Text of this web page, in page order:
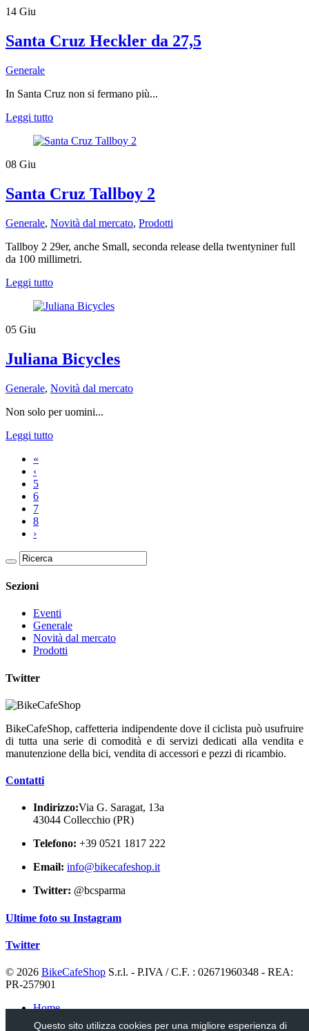
14 Giu
Santa Cruz Heckler da 27,5
Generale
In Santa Cruz non si fermano più...
Leggi tutto
08 Giu
Santa Cruz Tallboy 2
Generale, Novità dal mercato, Prodotti
Tallboy 2 29er, anche Small, seconda release della twentyniner full
da 100 millimetri.
Leggi tutto
05 Giu
Juliana Bicycles
Generale, Novità dal mercato
Non solo per uomini...
Leggi tutto
«
‹
5
6
7
8
›
Sezioni
Eventi
Generale
Novità dal mercato
Prodotti
Twitter
BikeCafeShop, caffetteria indipendente dove il ciclista può usufruire
di tutta una serie di comodità e di servizi dedicati alla vendita e
manutenzione della bici, vendita di accessori e pezzi di ricambio.
Contatti
Indirizzo:Via G. Saragat, 13a
43044 Collecchio (PR)
Telefono: +39 0521 1817 222
Email: info@bikecafeshop.it
Twitter: @bcsparma
Ultime foto su Instagram
Twitter
© 2026 BikeCafeShop S.r.l. - P.IVA / C.F. : 02671960348 - REA:
PR-257901
Home
Notizie
Questo sito utilizza cookies per una migliore esperienza di